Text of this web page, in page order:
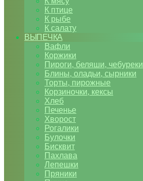
К птице
К рыбе
К салату
ВЫПЕЧКА
Вафли
Коржики
Пироги, беляши, чебуреки
Блины, оладьи, сырники
Торты, пирожные
Корзиночки, кексы
Хлеб
Печенье
Хворост
Рогалики
Булочки
Бисквит
Пахлава
Лепешки
Пряники